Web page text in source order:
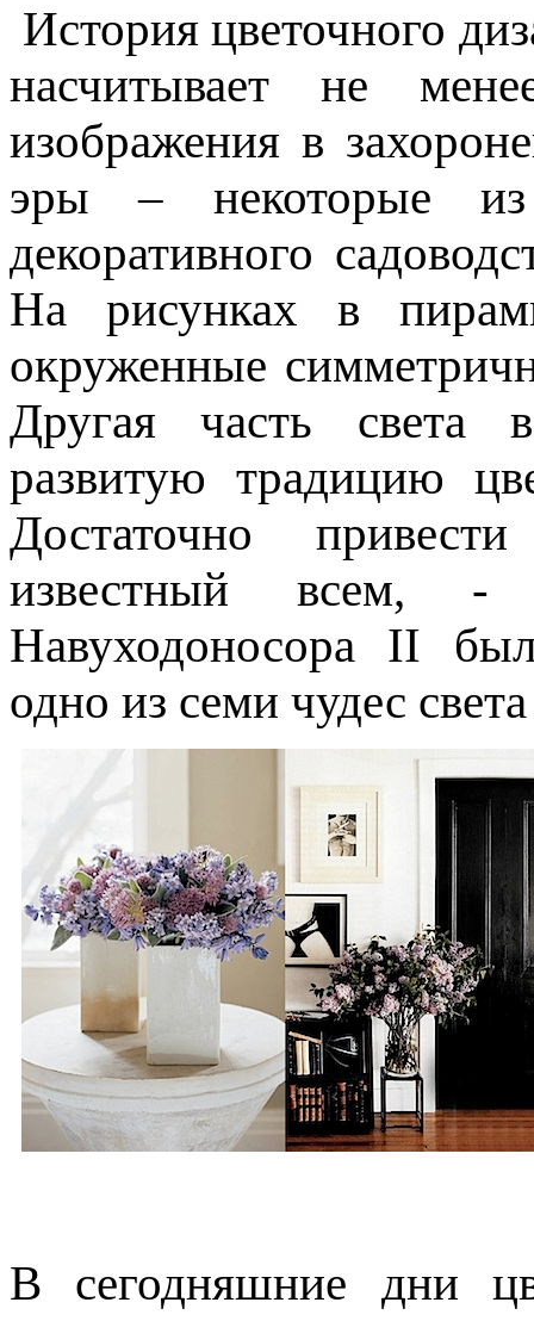
История цветочного
насчитывает не
изображения в
эры – некоторые
декоративного
На рисунках в
окруженные
Другая часть
развитую традицию
Достаточно
известный всем,
Навуходоносора II
одно из семи чудес
В сегодняшние дни